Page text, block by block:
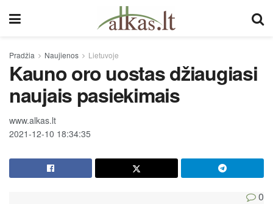
Pradžia Naujienos Lietuvoje
Kauno oro uostas džiaugiasi
naujais pasiekimais
www.alkas.lt
2021-12-10 18:34:35
0